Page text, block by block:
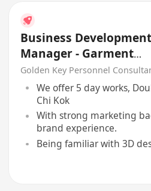
Business Development
Manager - Garment
Manufacturer
Golden Key Personnel
We offer 5 day works,
Chi Kok
With strong marketing
brand experience.
Being familiar with 3D